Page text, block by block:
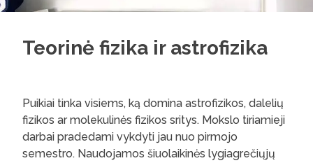
Teorinė fizika ir astrofizika
Puikiai tinka visiems, ką domina astrofizikos, dalelių
fizikos ar molekulinės fizikos sritys. Mokslo tiriamieji
darbai pradedami vykdyti jau nuo pirmojo
semestro. Naudojamos šiuolaikinės lygiagrečiųjų